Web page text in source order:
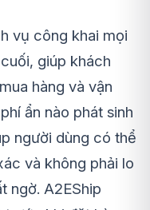
vụ công khai mọi
giúp khách
hàng và vận
ẩn nào phát sinh
người dùng có thể
và không phải lo
ngờ. A2EShip